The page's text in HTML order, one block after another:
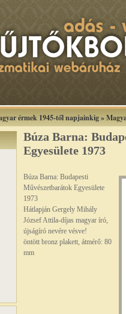
érmek 1945-től napjainkig»
Búza Barna:
Egyesülete 1973
Búza Barna: Budapesti
Művészetbarátok Egyesülete
1973
Hátlapján Gergely Mihály
József Attila-díjas magyar író,
újságíró nevére vésve!
öntött bronz plakett, átmérő: 80
mm